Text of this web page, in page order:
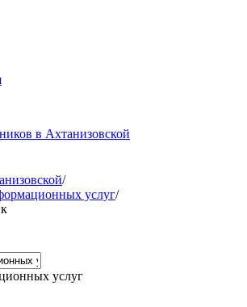
в Ахтанизовской
/
услуг/
услуг